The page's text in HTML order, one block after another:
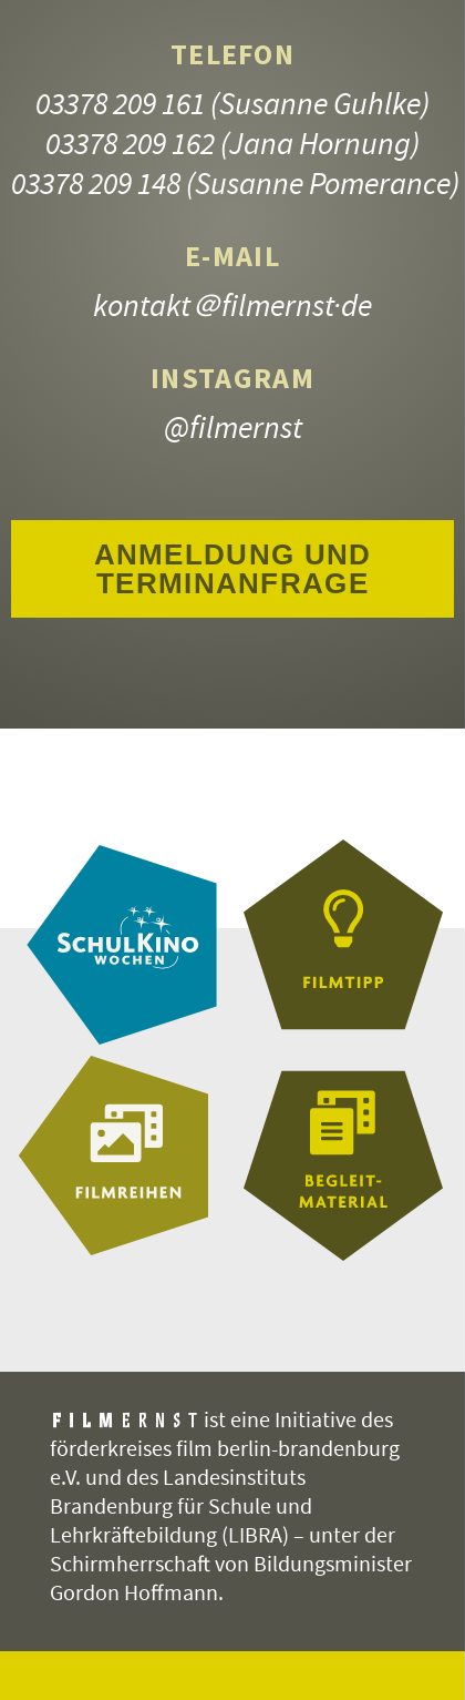
TELEFON
03378 209 161 (Susanne Guhlke)
03378 209 162(Jana Hornung)
03378 209 148(Susanne Pomerance)
E-MAIL
kontakt＠filmernst·de
INSTAGRAM
@filmernst
ANMELDUNG UND
TERMINANFRAGE
ist eine Initiative des
förderkreises film berlin-brandenburg
e.V. und des Landesinstituts
Brandenburg für Schule und
Lehrkräftebildung (LIBRA) – unter der
Schirmherrschaft von Bildungsminister
Gordon Hoffmann.